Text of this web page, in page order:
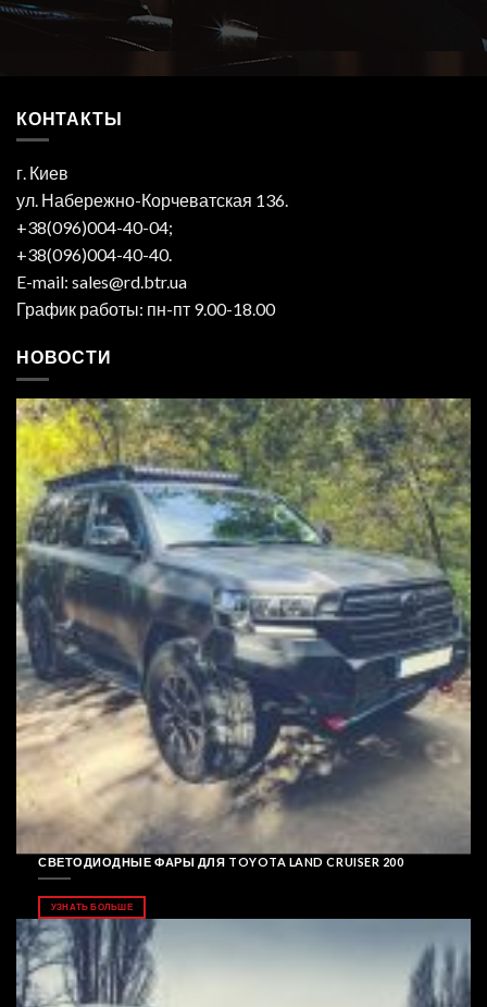
КОНТАКТЫ
г. Киев
ул. Набережно-Корчеватская 136.
+38(096)004-40-04;
+38(096)004-40-40.
E-mail: sales@rd.btr.ua
График работы: пн-пт 9.00-18.00
НОВОСТИ
СВЕТОДИОДНЫЕ ФАРЫ ДЛЯ TOYOTA LAND CRUISER 200
УЗНАТЬ БОЛЬШЕ